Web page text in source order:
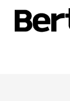
contenuto
navigazione
contenuto